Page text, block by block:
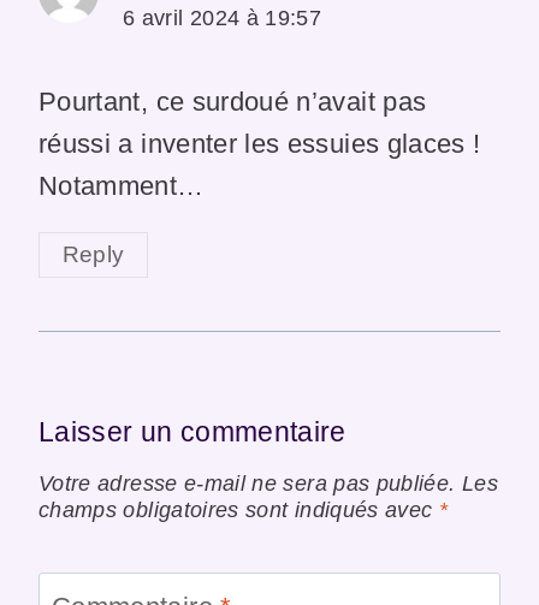
6 avril 2024 à 19:57
Pourtant, ce surdoué n’avait pas
réussi a inventer les essuies glaces !
Notamment…
Reply
Laisser un commentaire
Votre adresse e-mail ne sera pas publiée. Les
champs obligatoires sont indiqués avec *